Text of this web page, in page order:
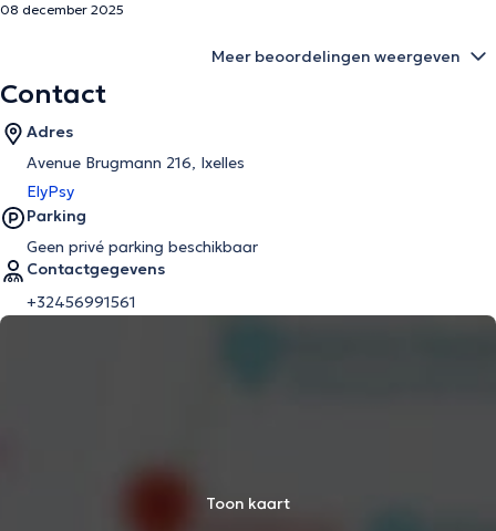
08 december 2025
Meer beoordelingen weergeven
Contact
Adres
Avenue Brugmann 216, Ixelles
ElyPsy
Parking
Geen privé parking beschikbaar
Contactgegevens
+32456991561
Toon kaart